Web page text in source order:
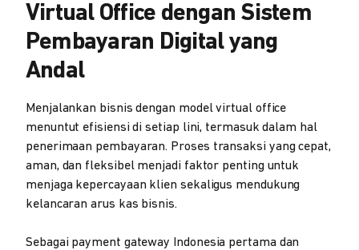
Virtual Office dengan Sistem
Pembayaran Digital yang
Andal
Menjalankan bisnis dengan model virtual office
menuntut efisiensi di setiap lini, termasuk dalam hal
penerimaan pembayaran. Proses transaksi yang cepat,
aman, dan fleksibel menjadi faktor penting untuk
menjaga kepercayaan klien sekaligus mendukung
kelancaran arus kas bisnis.
Sebagai payment gateway Indonesia pertama dan